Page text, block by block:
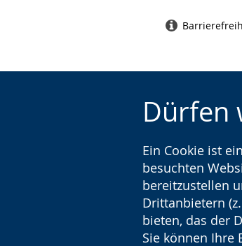
Dürfen
Ein Cookie ist
besuchten
bereitzustellen
Drittanbietern
bieten, das der
Sie können Ihre